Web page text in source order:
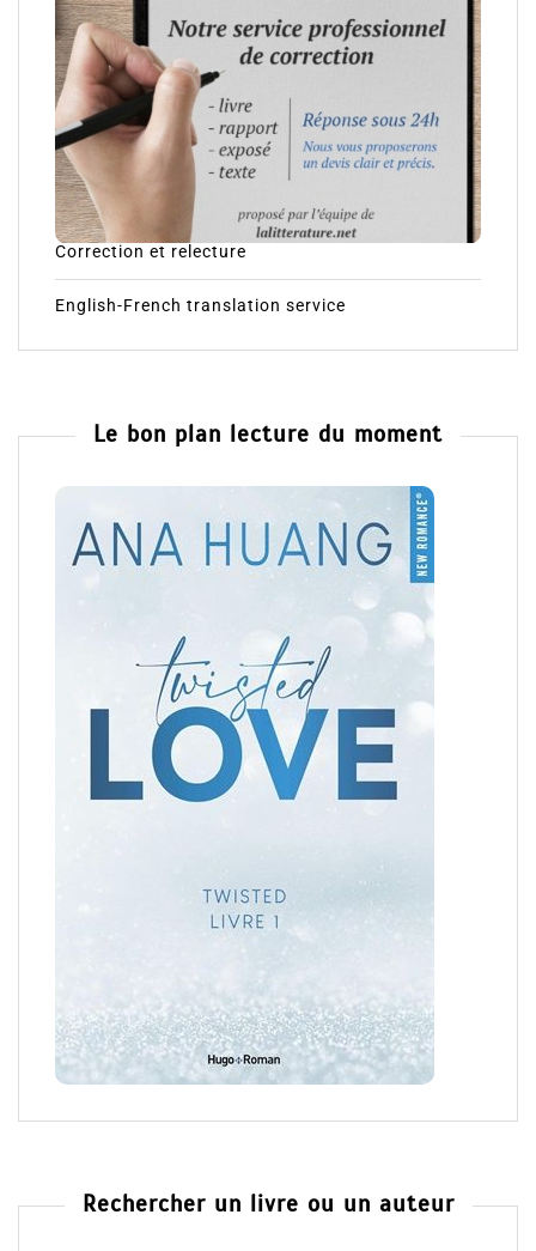
Correction et relecture
English-French translation service
Le bon plan lecture du moment
Rechercher un livre ou un auteur